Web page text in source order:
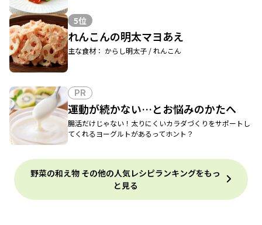
5位
れんこんの明太マヨあえ
主な食材： からし明太子 / れんこん
PR
運動が続かない…とお悩みのかたへ
腸活だけじゃない！太りにくいカラダづくりをサポートし
てくれるヨーグルトがあるってホント？
野菜の和え物 その他の人気レシピランキングをもっ
と見る